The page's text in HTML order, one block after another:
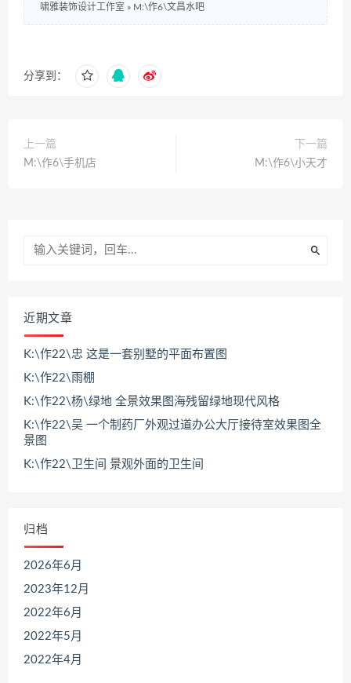
啸雅装饰设计工作室 » M:\作6\文昌水吧
分享到：
上一篇
M:\作6\手机店
下一篇
M:\作6\小天才
近期文章
K:\作22\忠 这是一套别墅的平面布置图
K:\作22\雨棚
K:\作22\杨\绿地 全景效果图海残留绿地现代风格
K:\作22\吴 一个制药厂外观过道办公大厅接待室效果图全
景图
K:\作22\卫生间 景观外面的卫生间
归档
2026年6月
2023年12月
2022年6月
2022年5月
2022年4月